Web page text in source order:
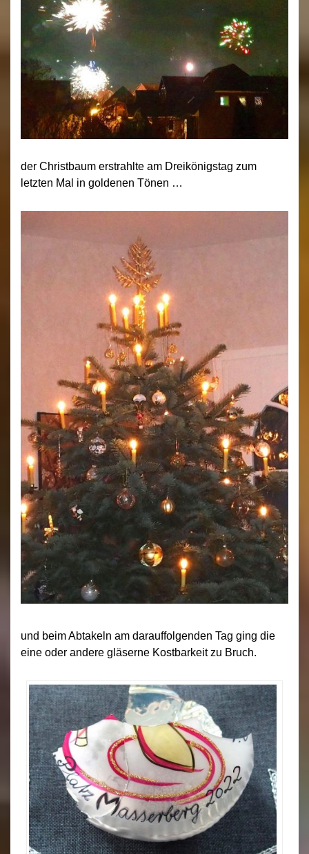
der Christbaum erstrahlte am Dreikönigstag zum
letzten Mal in goldenen Tönen …
und beim Abtakeln am darauffolgenden Tag ging die
eine oder andere gläserne Kostbarkeit zu Bruch.